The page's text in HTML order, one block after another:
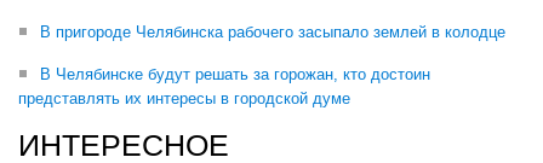
В пригороде Челябинска рабочего засыпало землей в колодце
В Челябинске будут решать за горожан, кто достоин
представлять их интересы в городской думе
ИНТЕРЕСНОЕ